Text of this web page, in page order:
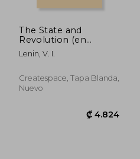
The State and
Revolution (en
Inglés)
Lenin, V. I.
Createspace, Tapa Blanda,
Nuevo